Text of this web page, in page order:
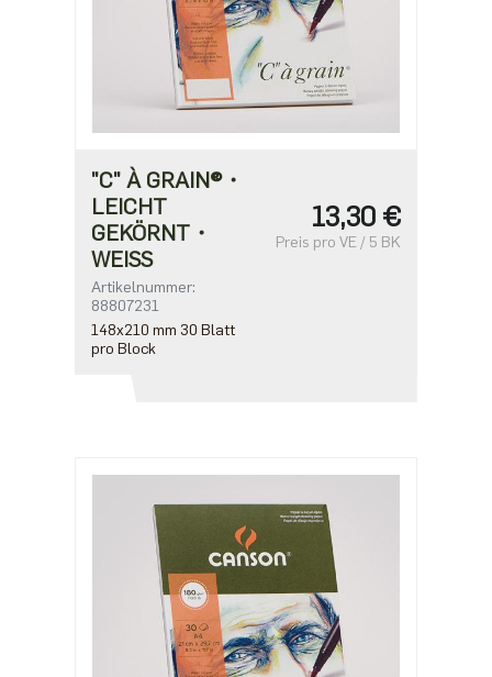
"C" À GRAIN®・
LEICHT
GEKÖRNT・
WEISS
Artikelnummer:
88807231
148x210 mm 30 Blatt
pro Block
13,30 €
Preis pro VE / 5 BK